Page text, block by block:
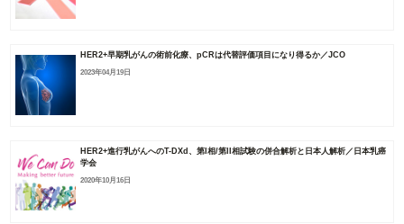
HER2+早期乳がんの術前化療、pCRは代替評価項目になり得るか／JCO
2023年04月19日
HER2+進行乳がんへのT-DXd、第I相/第II相試験の併合解析と日本人解析／日本乳癌
学会
2020年10月16日